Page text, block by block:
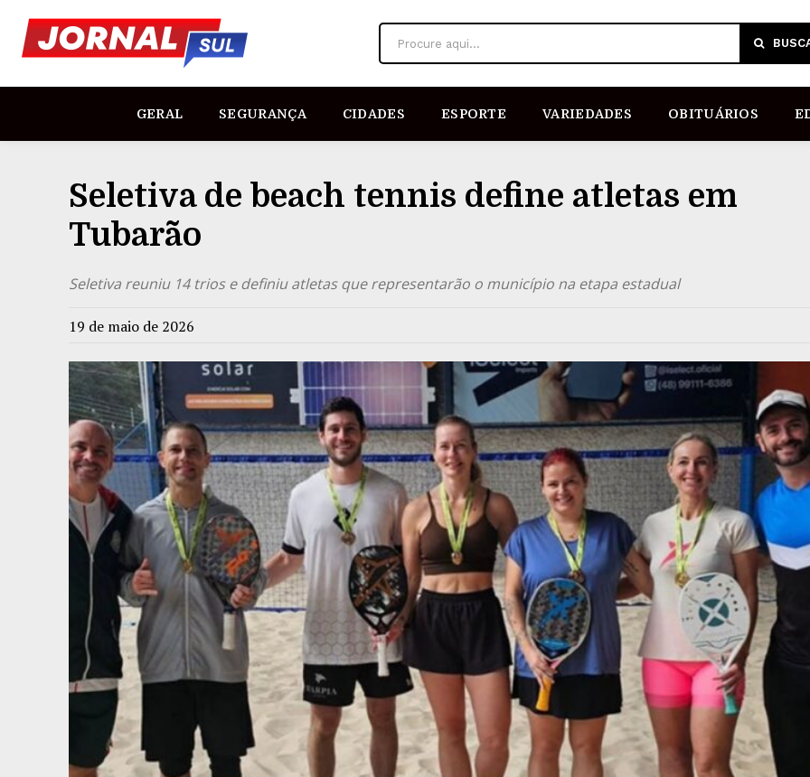
Procure aqui...
GERAL SEGURANÇA CIDADES ESPORTE VARIEDADES OBITUÁRIOS
Seletiva de beach tennis define atletas em
Tubarão
Seletiva reuniu 14 trios e definiu atletas que representarão o município na etapa estadual
19 de maio de 2026